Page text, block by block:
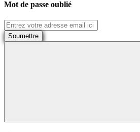
Mot de passe oublié
Soumettre